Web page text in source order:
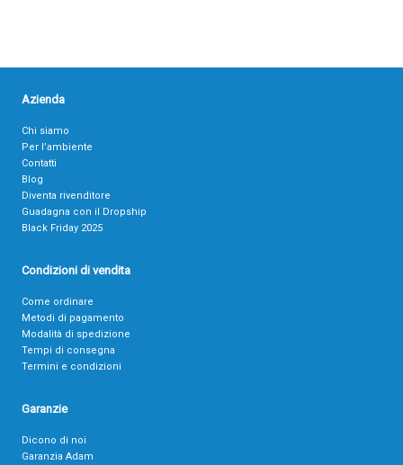
Azienda
Chi siamo
Per l’ambiente
Contatti
Blog
Diventa rivenditore
Guadagna con il Dropship
Black Friday 2025
Condizioni di vendita
Come ordinare
Metodi di pagamento
Modalità di spedizione
Tempi di consegna
Termini e condizioni
Garanzie
Dicono di noi
Garanzia Adam